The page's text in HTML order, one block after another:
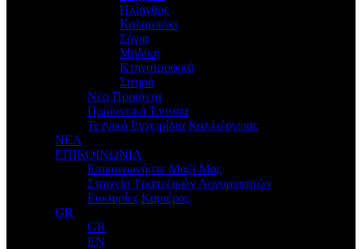
Ηλίανθος
Καλαμπόκι
Σόγια
Μηδική
Κτηνοτροφικά
Σιτηρά
Νέα Προϊόντα
Προϊοντικά Έντυπα
Τεχνικά Εγχειρίδια Καλλιέργειας
ΝΕΑ
ΕΠΙΚΟΙΝΩΝΙΑ
Επικοινωνήστε Μαζί Μας
Στοιχεία Τραπεζικών Λογαριασμών
Ευκαιρίες Καριέρας
GR
GR
EN